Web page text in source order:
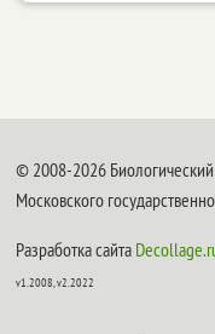
© 2008-2026 Биологический
Московского
Разработка сайта
v1.2008, v2.2022